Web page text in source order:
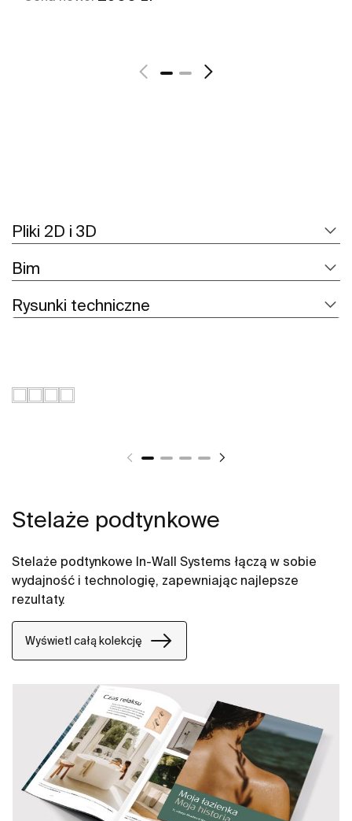
Pliki 2D i 3D
Bim
Rysunki techniczne
Stelaże podtynkowe
Stelaże podtynkowe In-Wall Systems łączą w sobie
wydajność i technologię, zapewniając najlepsze
rezultaty.
Wyświetl całą kolekcję